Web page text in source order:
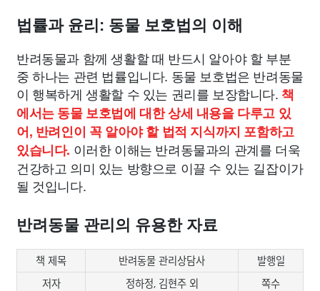
법률과 윤리: 동물 보호법의 이해
반려동물과 함께 생활할 때 반드시 알아야 할 부분
중 하나는 관련 법률입니다. 동물 보호법은 반려동물
이 행복하게 생활할 수 있는 권리를 보장합니다.책
에서는 동물 보호법에 대한 상세 내용을 다루고 있
어, 반려인이 꼭 알아야 할 법적 지식까지 포함하고
있습니다. 이러한 이해는 반려동물과의 관계를 더욱
건강하고 의미 있는 방향으로 이끌 수 있는 길잡이가
될 것입니다.
반려동물 관리의 유용한 자료
책 제목 반려동물 관리상담사
발행일
저자
정하정, 김현주 외
쪽수